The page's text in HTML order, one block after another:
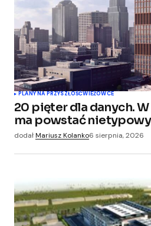
PLANY NA PRZYSZŁOŚĆWIEŻOWCE
20 pięter dla danych.
ma powstać
dodałMariusz Kolanko6 sierpnia, 2026